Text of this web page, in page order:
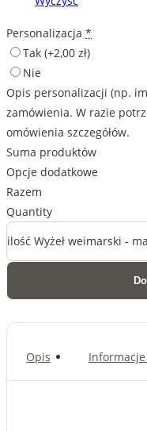
Personalizacja *
Tak (+2,00 zł)
Nie
Opis personalizacji (np.
zamówienia. W razie
omówienia szczegółów.
Suma produktów
Opcje dodatkowe
Razem
Quantity
ilość Wyżeł weimarski -
Opis